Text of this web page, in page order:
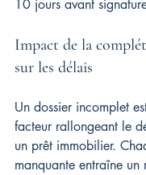
10 jours avant
Impact de la
sur les délais
Un dossier incomplet
facteur rallongeant le
un prêt immobilier.
manquante entraîne un